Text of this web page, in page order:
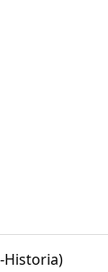
Historia)